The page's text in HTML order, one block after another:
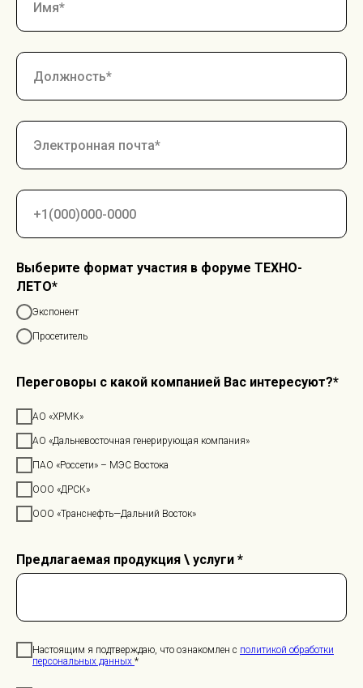
Выберите формат участия в форуме ТЕХНО-
ЛЕТО*
Экспонент
Просетитель
Переговоры с какой компанией Вас интересуют?*
АО «ХРМК»
АО «Дальневосточная генерирующая компания»
ПАО «Россети» – МЭС Востока
ООО «ДРСК»
ООО «Транснефть—Дальний Восток»
Предлагаемая продукция \ услуги *
Настоящим я подтверждаю, что ознакомлен с политикой обработки
персональных данных *